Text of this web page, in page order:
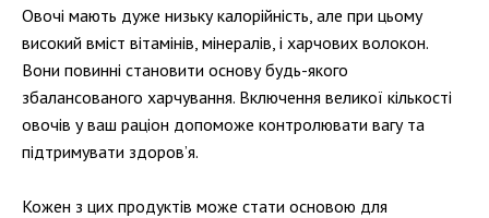
Овочі мають дуже низьку калорійність, але при цьому
високий вміст вітамінів, мінералів, і харчових волокон.
Вони повинні становити основу будь-якого
збалансованого харчування. Включення великої кількості
овочів у ваш раціон допоможе контролювати вагу та
підтримувати здоров’я.
Кожен з цих продуктів може стати основою для